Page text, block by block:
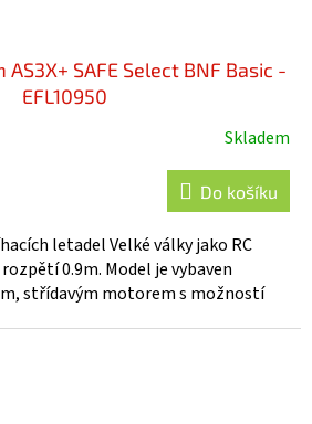
SAFE Select BNF Basic -
EFL10950
Skladem
Do košíku
letadel Velké války jako RC
0.9m. Model je vybaven
střídavým motorem s možností